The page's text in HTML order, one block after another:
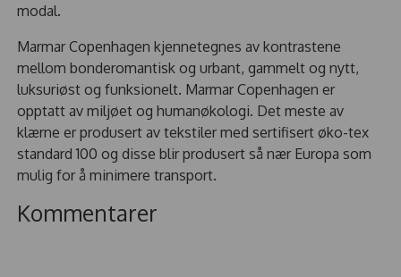
modal.
Marmar Copenhagen kjennetegnes av kontrastene
mellom bonderomantisk og urbant, gammelt og nytt,
luksuriøst og funksionelt. Marmar Copenhagen er
opptatt av miljøet og humanøkologi. Det meste av
klærne er produsert av tekstiler med sertifisert øko-tex
standard 100 og disse blir produsert så nær Europa som
mulig for å minimere transport.
Kommentarer